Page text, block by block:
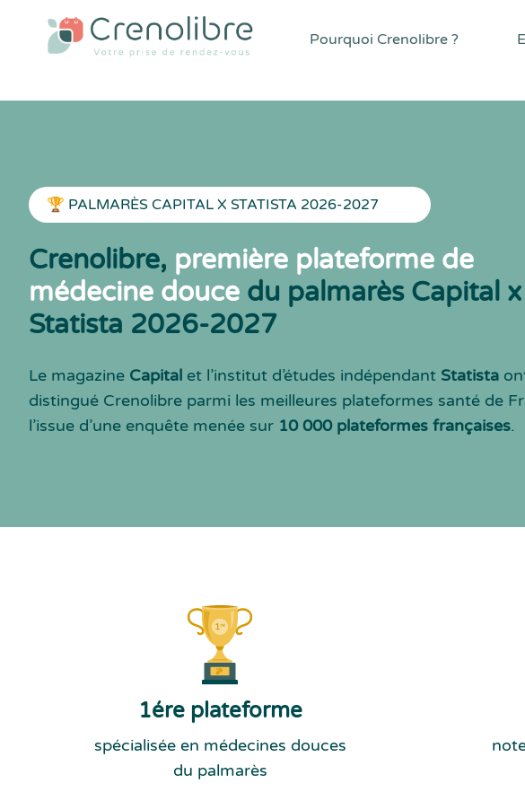
Pourquoi Crenolibre ?
🏆 PALMARÈS CAPITAL X STATISTA 2026-2027
Crenolibre, première plateforme de
médecine douce du palmarès Capital x
Statista 2026-2027
Le magazine Capital et l’institut d’études indépendant Statista
distingué Crenolibre parmi les meilleures plateformes santé de
l’issue d’une enquête menée sur 10 000 plateformes françaises.
1ére plateforme
spécialisée en médecines douces
du palmarès